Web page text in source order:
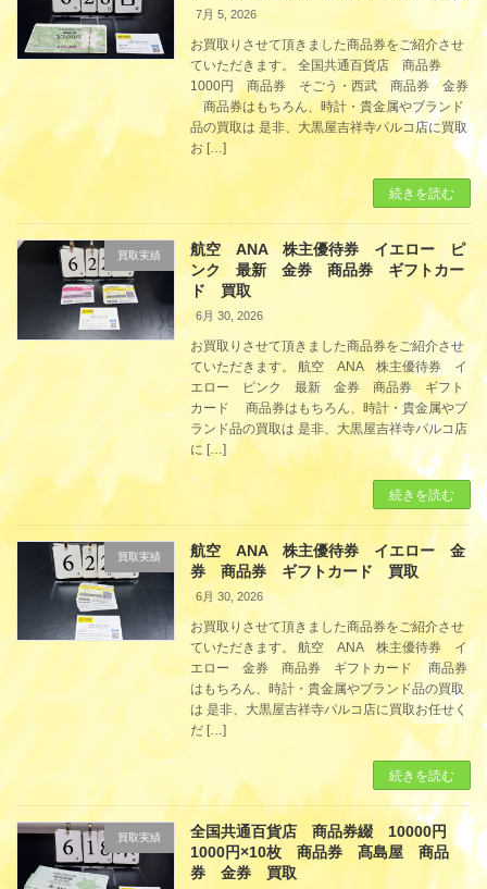
7月 5, 2026
お買取りさせて頂きました商品券をご紹介させ
ていただきます。 全国共通百貨店 商品券
1000円 商品券 そごう・西武 商品券 金券
商品券はもちろん、時計・貴金属やブランド
品の買取は 是非、大黒屋吉祥寺パルコ店に買取
お […]
続きを読む
買取実績
航空 ANA 株主優待券 イエロー ピ
ンク 最新 金券 商品券 ギフトカー
ド 買取
6月 30, 2026
お買取りさせて頂きました商品券をご紹介させ
ていただきます。 航空 ANA 株主優待券 イ
エロー ピンク 最新 金券 商品券 ギフト
カード 商品券はもちろん、時計・貴金属やブ
ランド品の買取は 是非、大黒屋吉祥寺パルコ店
に […]
続きを読む
買取実績
航空 ANA 株主優待券 イエロー 金
券 商品券 ギフトカード 買取
6月 30, 2026
お買取りさせて頂きました商品券をご紹介させ
ていただきます。 航空 ANA 株主優待券 イ
エロー 金券 商品券 ギフトカード 商品券
はもちろん、時計・貴金属やブランド品の買取
は 是非、大黒屋吉祥寺パルコ店に買取お任せく
だ […]
続きを読む
買取実績
全国共通百貨店 商品券綴 10000円
1000円×10枚 商品券 髙島屋 商品
券 金券 買取